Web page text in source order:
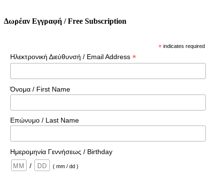
Δωρέαν Εγγραφή / Free Subscription
* indicates required
Ηλεκτρονική Διεύθυνσή / Email Address *
Όνομα / First Name
Επώνυμο / Last Name
Ημερομηνία Γεννήσεως / Birthday
/
( mm / dd )